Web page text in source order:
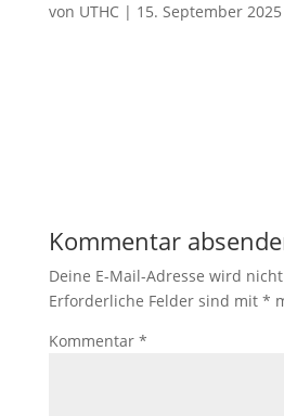
von UTHC| 15. September 2025
Kommentar
Deine E-Mail-Adresse wird
Erforderliche Felder sind mit *
Kommentar *